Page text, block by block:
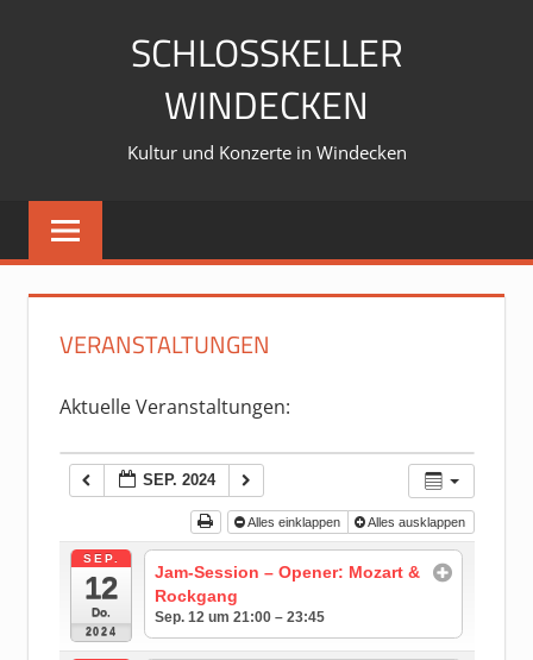
SCHLOSSKELLER
WINDECKEN
Kultur und Konzerte in Windecken
VERANSTALTUNGEN
Aktuelle Veranstaltungen:
SEP. 2024
Alles einklappen Alles ausklappen
SEP.
12
Do.
2024
Jam-Session – Opener: Mozart &
Rockgang
Sep. 12 um 21:00 – 23:45